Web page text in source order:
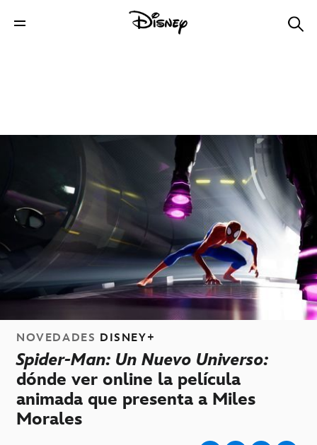
NOVEDADES DISNEY+
Spider-Man: Un Nuevo Universo:
dónde ver online la película
animada que presenta a Miles
Morales